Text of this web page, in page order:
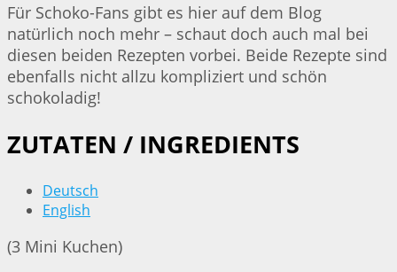
Für Schoko-Fans gibt es hier auf dem Blog
natürlich noch mehr – schaut doch auch mal bei
diesen beiden Rezepten vorbei. Beide Rezepte sind
ebenfalls nicht allzu kompliziert und schön
schokoladig!
ZUTATEN / INGREDIENTS
Deutsch
English
(3 Mini Kuchen)